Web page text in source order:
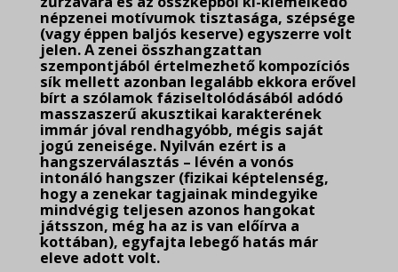
népzenei motívumok tisztasága, szépsége
(vagy éppen baljós keserve) egyszerre volt
jelen. A zenei összhangzattan
szempontjából értelmezhető kompozíciós
sík mellett azonban legalább ekkora erővel
bírt a szólamok fáziseltolódásából adódó
masszaszerű akusztikai karakterének
immár jóval rendhagyóbb, mégis saját
jogú zeneisége. Nyilván ezért is a
hangszerválasztás – lévén a vonós
intonáló hangszer (fizikai képtelenség,
hogy a zenekar tagjainak mindegyike
mindvégig teljesen azonos hangokat
játsszon, még ha az is van előírva a
kottában), egyfajta lebegő hatás már
eleve adott volt.